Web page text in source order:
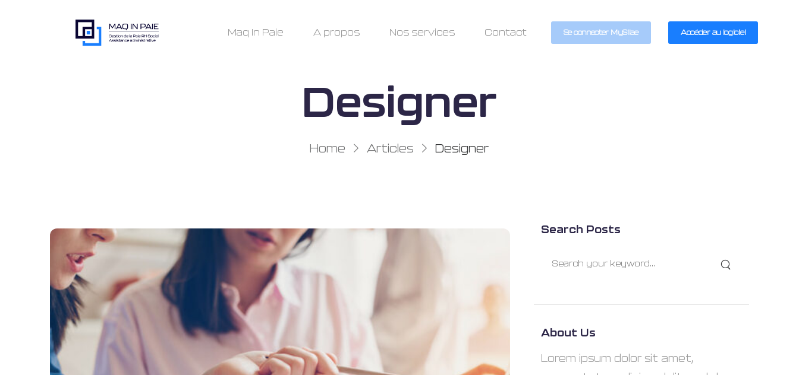
Maq In Paie A propos Nos services Contact Se connecter MySilae Accéder au logiciel
Designer
Home Articles Designer
Search Posts
About Us
Lorem ipsum dolor sit amet,